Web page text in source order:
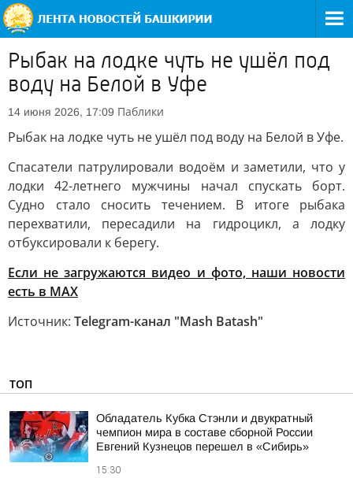
Рыбак на лодке чуть не ушёл под
воду на Белой в Уфе
14 июня 2026, 17:09 Паблики
Рыбак на лодке чуть не ушёл под воду на Белой в Уфе.
Спасатели патрулировали водоём и заметили, что у
лодки 42-летнего мужчины начал спускать борт.
Судно стало сносить течением. В итоге рыбака
перехватили, пересадили на гидроцикл, а лодку
отбуксировали к берегу.
Если не загружаются видео и фото, наши новости
есть в MAX
Источник: Telegram-канал "Mash Batash"
ТОП
Обладатель Кубка Стэнли и двукратный
чемпион мира в составе сборной России
Евгений Кузнецов перешел в «Сибирь»
15:30